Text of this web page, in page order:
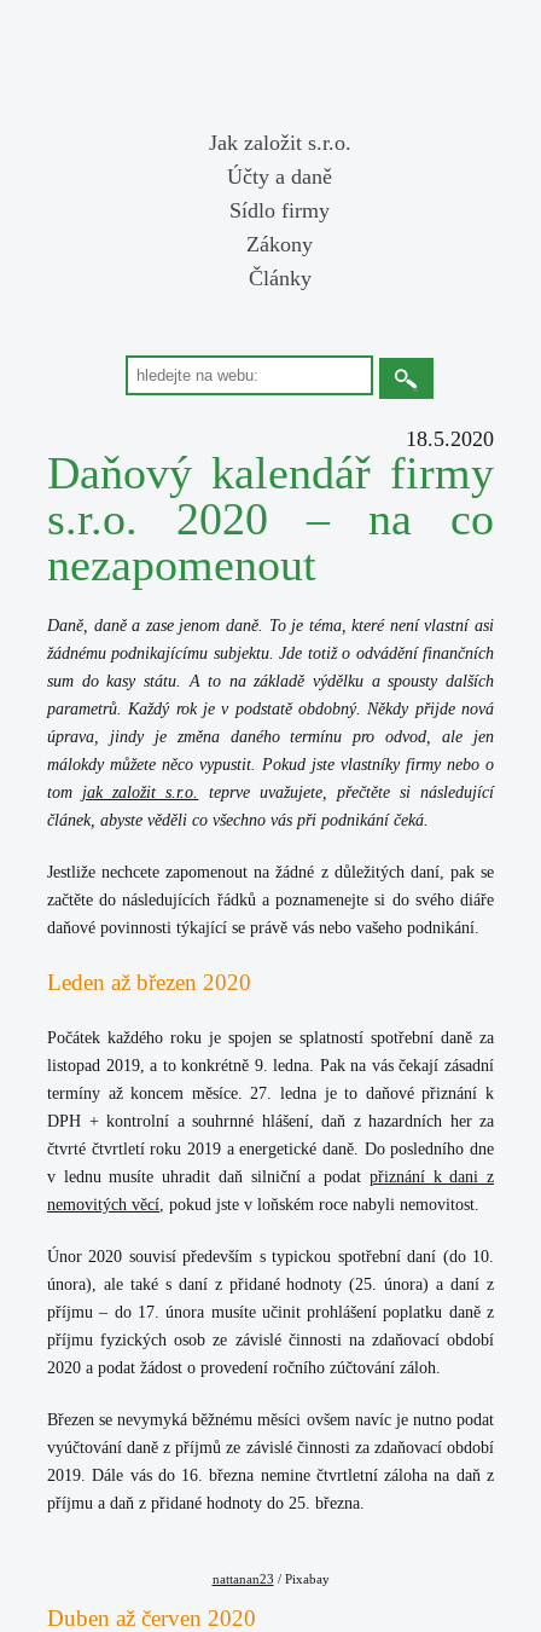
Jak založit s.r.o.
Účty a daně
Sídlo firmy
Zákony
Články
Daňový kalendář firmy
s.r.o. 2020 – na co
nezapomenout
18.5.2020
Daně, daně a zase jenom daně. To je téma, které není vlastní asi
žádnému podnikajícímu subjektu. Jde totiž o odvádění finančních
sum do kasy státu. A to na základě výdělku a spousty dalších
parametrů. Každý rok je v podstatě obdobný. Někdy přijde nová
úprava, jindy je změna daného termínu pro odvod, ale jen
málokdy můžete něco vypustit. Pokud jste vlastníky firmy nebo o
tom jak založit s.r.o.
teprve uvažujete, přečtěte si následující
článek, abyste věděli co všechno vás při podnikání čeká.
Jestliže nechcete zapomenout na žádné z důležitých daní, pak se
začtěte do následujících řádků a poznamenejte si do svého diáře
daňové povinnosti týkající se právě vás nebo vašeho podnikání.
Leden až březen 2020
Počátek každého roku je spojen se splatností spotřební daně za
listopad 2019, a to konkrétně 9. ledna. Pak na vás čekají zásadní
termíny až koncem měsíce. 27. ledna je to daňové přiznání k
DPH + kontrolní a souhrnné hlášení, daň z hazardních her za
čtvrté čtvrtletí roku 2019 a energetické daně. Do posledního dne
v lednu musíte uhradit daň silniční a podat přiznání k dani z
nemovitých věcí, pokud jste v loňském roce nabyli nemovitost.
Únor 2020 souvisí především s typickou spotřební daní (do 10.
února), ale také s daní z přidané hodnoty (25. února) a daní z
příjmu – do 17. února musíte učinit prohlášení poplatku daně z
příjmu fyzických osob ze závislé činnosti na zdaňovací období
2020 a podat žádost o provedení ročního zúčtování záloh.
Březen se nevymyká běžnému měsíci ovšem navíc je nutno podat
vyúčtování daně z příjmů ze závislé činnosti za zdaňovací období
2019. Dále vás do 16. března nemine čtvrtletní záloha na daň z
příjmu a daň z přidané hodnoty do 25. března.
nattanan23 / Pixabay
Duben až červen 2020